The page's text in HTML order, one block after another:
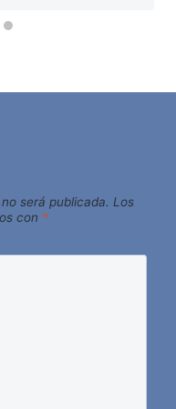
será publicada. Los
con *